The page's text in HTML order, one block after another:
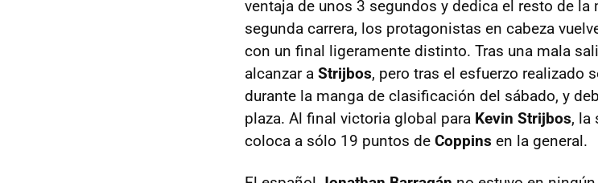
ventaja de unos 3 segundos y dedica el resto de la
segunda carrera, los protagonistas en cabeza
con un final ligeramente distinto. Tras una mala
alcanzar a Strijbos, pero tras el esfuerzo realizado
durante la manga de clasificación del sábado, y
plaza. Al final victoria global para Kevin Strijbos, la
coloca a sólo 19 puntos de Coppins en la general.